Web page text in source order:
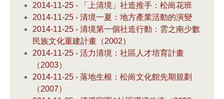
2014-11-25 - 「上清境」社造推手：松崗花班
2014-11-25 - 清境一夏：地方產業活動的演變
2014-11-25 - 清境第一個社造行動：雲之南少數
民族文化重建計畫（2002）
2014-11-25 - 活力清境：社區人才培育計畫
（2003）
2014-11-25 - 落地生根：松崗文化館先期規劃
（2007）